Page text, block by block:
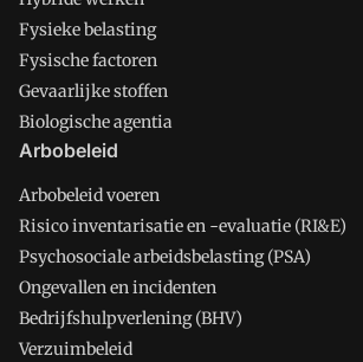
Fysieke belasting
Fysische factoren
Gevaarlijke stoffen
Biologische agentia
Arbobeleid
Arbobeleid voeren
Risico inventarisatie en -evaluatie (RI&E)
Psychosociale arbeidsbelasting (PSA)
Ongevallen en incidenten
Bedrijfshulpverlening (BHV)
Verzuimbeleid